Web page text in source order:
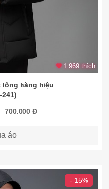
1.969 thích
lông hàng hiệu
241)
700.000 Đ
áo
- 15%